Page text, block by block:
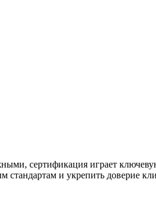
сертификация играет
стандартам и укрепить доверие